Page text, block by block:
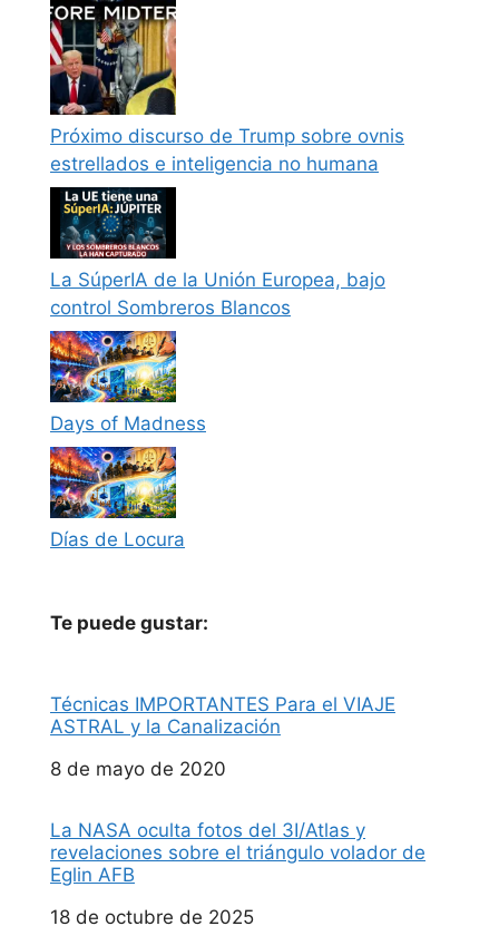
Próximo discurso de Trump sobre ovnis
estrellados e inteligencia no humana
La SúperIA de la Unión Europea, bajo
control Sombreros Blancos
Days of Madness
Días de Locura
Te puede gustar:
Técnicas IMPORTANTES Para el VIAJE
ASTRAL y la Canalización
Fecha
8 de mayo de 2020
La NASA oculta fotos del 3I/Atlas y
revelaciones sobre el triángulo volador de
Eglin AFB
Fecha
18 de octubre de 2025